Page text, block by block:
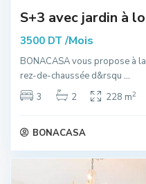
S+3 avec jardin à
3500 DT /Mois
BONACASA vous propose à
rez-de-chaussée d&rsqu ...
3
2 228 m2
BONACASA